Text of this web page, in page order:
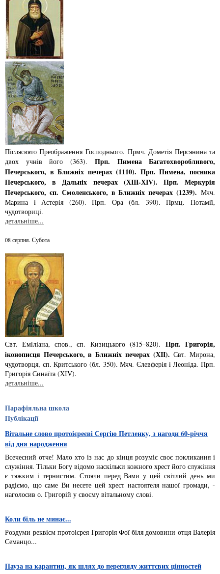
Післясвято Преображення Господнього. Прмч. Дометiя Персянина та
двох учнiв його (363). Прп. Пимена Багатохворобливого,
Печерського, в Ближнiх печерах (1110). Прп. Пимена, посника
Печерського, в Дальнiх печерах (ХІІІ-ХІV). Прп. Меркурiя
Печерського, єп. Смоленського, в Ближнiх печерах (1239). Мчч.
Марина i Астерiя (260). Прп. Ора (бл. 390). Прмц. Потамiї,
чудотворицi.
детальніше...
08 серпня. Субота
Свт. Емiлiана, спов., єп. Кизицького (815–820). Прп. Григорiя,
iконописця Печер­ського, в Ближнiх печерах (ХІІ). Свт. Мирона,
чудотворця, єп. Критського­ (бл. 350). Мчч. Єлев­ферiя i Леонiда. Прп.
Григорiя Синаїта (ХІV).
детальніше...
Парафіяльна школа
Публікації
Вітальне слово протоієреєві Сергію Петленку, з нагоди 60-річчя
від дня народження
Всечесний отче! Мало хто із нас до кінця розуміє своє покликання і
служіння. Тільки Богу відомо наскільки кожного хрест його служіння
є тяжким і тернистим. Стоячи перед Вами у цей світлий день ми
радіємо, що саме Ви несете цей хрест настоятеля нашої громади, -
наголосив о. Григорій у своєму вітальному слові.
Коли біль не минає...
Роздуми-реквієм протоієрея Григорія Фої біля домовини отця Валерія
Семанцо...
Пауза на карантин, як шлях до перегляду життєвих цінностей